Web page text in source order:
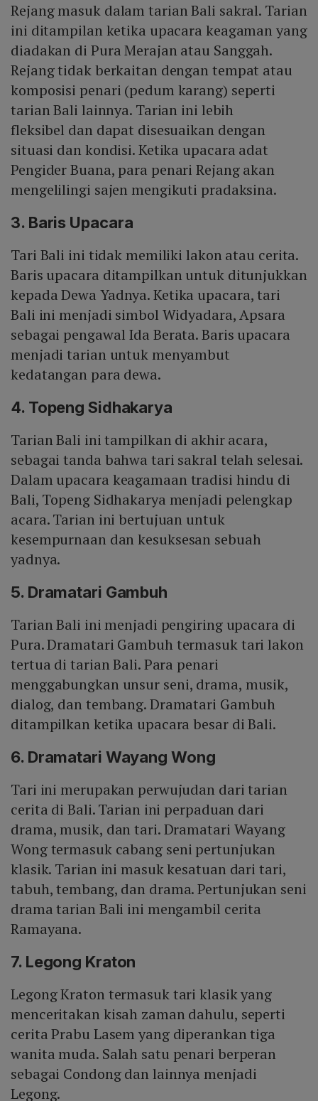
Rejang masuk dalam tarian Bali sakral. Tarian
ini ditampilan ketika upacara keagaman yang
diadakan di Pura Merajan atau Sanggah.
Rejang tidak berkaitan dengan tempat atau
komposisi penari (pedum karang) seperti
tarian Bali lainnya. Tarian ini lebih
fleksibel dan dapat disesuaikan dengan
situasi dan kondisi. Ketika upacara adat
Pengider Buana, para penari Rejang akan
mengelilingi sajen mengikuti pradaksina.
3. Baris Upacara
Tari Bali ini tidak memiliki lakon atau cerita.
Baris upacara ditampilkan untuk ditunjukkan
kepada Dewa Yadnya. Ketika upacara, tari
Bali ini menjadi simbol Widyadara, Apsara
sebagai pengawal Ida Berata. Baris upacara
menjadi tarian untuk menyambut
kedatangan para dewa.
4. Topeng Sidhakarya
Tarian Bali ini tampilkan di akhir acara,
sebagai tanda bahwa tari sakral telah selesai.
Dalam upacara keagamaan tradisi hindu di
Bali, Topeng Sidhakarya menjadi pelengkap
acara. Tarian ini bertujuan untuk
kesempurnaan dan kesuksesan sebuah
yadnya.
5. Dramatari Gambuh
Tarian Bali ini menjadi pengiring upacara di
Pura. Dramatari Gambuh termasuk tari lakon
tertua di tarian Bali. Para penari
menggabungkan unsur seni, drama, musik,
dialog, dan tembang. Dramatari Gambuh
ditampilkan ketika upacara besar di Bali.
6. Dramatari Wayang Wong
Tari ini merupakan perwujudan dari tarian
cerita di Bali. Tarian ini perpaduan dari
drama, musik, dan tari. Dramatari Wayang
Wong termasuk cabang seni pertunjukan
klasik. Tarian ini masuk kesatuan dari tari,
tabuh, tembang, dan drama. Pertunjukan seni
drama tarian Bali ini mengambil cerita
Ramayana.
7. Legong Kraton
Legong Kraton termasuk tari klasik yang
menceritakan kisah zaman dahulu, seperti
cerita Prabu Lasem yang diperankan tiga
wanita muda. Salah satu penari berperan
sebagai Condong dan lainnya menjadi
Legong.